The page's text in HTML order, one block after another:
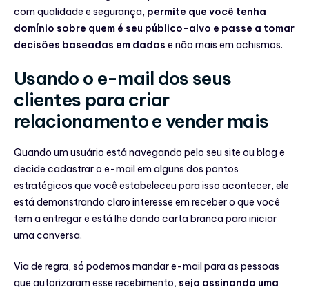
com qualidade e segurança, permite que você tenha
domínio sobre quem é seu público-alvo e passe a tomar
decisões baseadas em dados e não mais em achismos.
Usando o e-mail dos seus
clientes para criar
relacionamento e vender mais
Quando um usuário está navegando pelo seu site ou blog e
decide cadastrar o e-mail em alguns dos pontos
estratégicos que você estabeleceu para isso acontecer, ele
está demonstrando claro interesse em receber o que você
tem a entregar e está lhe dando carta branca para iniciar
uma conversa.
Via de regra, só podemos mandar e-mail para as pessoas
que autorizaram esse recebimento, seja assinando uma